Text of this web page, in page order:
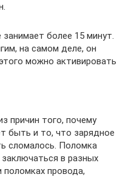
более 15 минут.
на самом деле, он
можно активировать
причин того, почему
быть и то, что зарядное
сломалось. Поломка
в разных
поломках провода,